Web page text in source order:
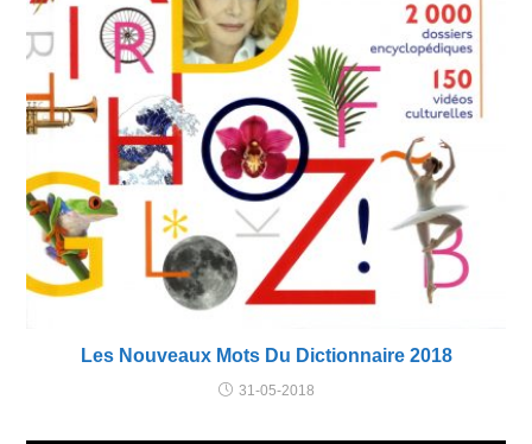
Les Nouveaux Mots Du Dictionnaire 2018
31-05-2018